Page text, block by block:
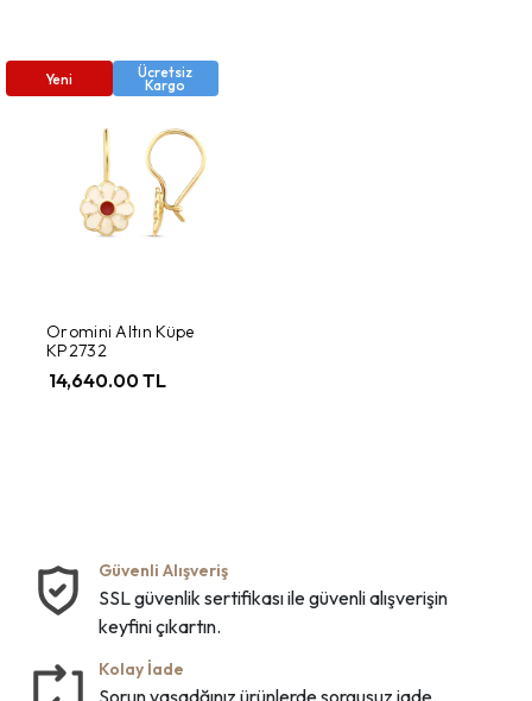
Yeni Ücretsiz
Kargo
Oromini Altın Küpe
KP2732
14,640.00 TL
Güvenli Alışveriş
SSL güvenlik sertifikası ile güvenli alışverişin
keyfini çıkartın.
Kolay İade
Sorun yaşadğınız ürünlerde sorgusuz iade.